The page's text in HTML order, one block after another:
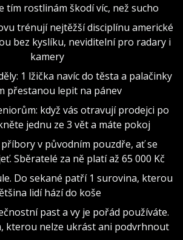
tím rostlinám škodí víc, než sucho
trénují nejtěžší disciplínu americké
bez kyslíku, neviditelní pro radary i
kamery
1 lžička navíc do těsta a palačinky
přestanou lepit na pánev
když vás otravují prodejci po
jednu ze 3 vět a máte pokoj
příbory v původním pouzdře, ať se
Sběratelé za ně platí až 65 000 Kč
Do sekané patří 1 surovina, kterou
lidí hází do koše
past a vy je pořád používáte.
kterou nelze ukrást ani podvrhnout